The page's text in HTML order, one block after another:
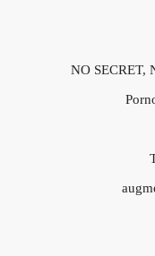
NO SECRET,